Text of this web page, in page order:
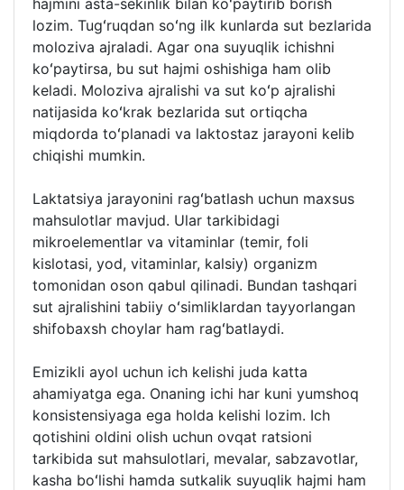
lozim. Tugʻruqdan soʻng ilk kunlarda sut bezlarida
moloziva ajraladi. Agar ona suyuqlik ichishni
koʻpaytirsa, bu sut hajmi oshishiga ham olib
keladi. Moloziva ajralishi va sut koʻp ajralishi
natijasida koʻkrak bezlarida sut ortiqcha
miqdorda toʻplanadi va laktostaz jarayoni kelib
chiqishi mumkin.
Laktatsiya jarayonini ragʻbatlash uchun maxsus
mahsulotlar mavjud. Ular tarkibidagi
mikroelementlar va vitaminlar (temir, foli
kislotasi, yod, vitaminlar, kalsiy) organizm
tomonidan oson qabul qilinadi. Bundan tashqari
sut ajralishini tabiiy oʻsimliklardan tayyorlangan
shifobaxsh choylar ham ragʻbatlaydi.
Emizikli ayol uchun ich kelishi juda katta
ahamiyatga ega. Onaning ichi har kuni yumshoq
konsistensiyaga ega holda kelishi lozim. Ich
qotishini oldini olish uchun ovqat ratsioni
tarkibida sut mahsulotlari, mevalar, sabzavotlar,
kasha boʻlishi hamda sutkalik suyuqlik hajmi ham